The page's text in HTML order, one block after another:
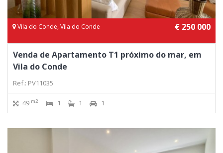
Vila do Conde, Vila do Conde € 250 000
Venda de Apartamento T1 próximo do mar, em
Vila do Conde
Ref.: PV11035
49 m2 1 1 1